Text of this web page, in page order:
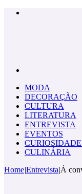
MODA
DECORAÇÃO
CULTURA
LITERATURA
ENTREVISTA
EVENTOS
CULINÁRIA
Home|Entrevista|Á